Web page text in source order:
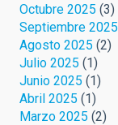
Octubre 2025 (3)
Septiembre 2025
Agosto 2025 (2)
Julio 2025 (1)
Junio 2025 (1)
Abril 2025 (1)
Marzo 2025 (2)